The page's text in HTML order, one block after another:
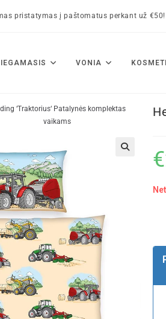
pristatymas į paštomatus perkant už €50!
VONIA
‘Traktorius‘ Patalynės komplektas
vaikams
€